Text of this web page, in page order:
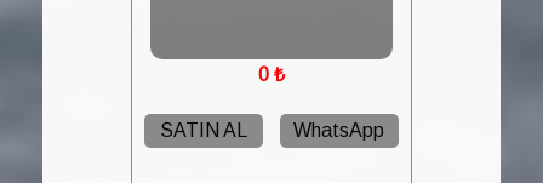
0₺
SATIN AL WhatsApp